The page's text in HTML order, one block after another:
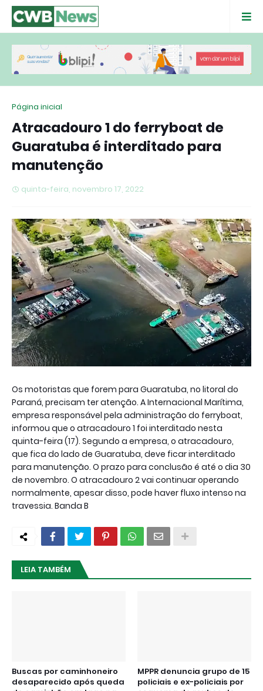
Página inicial
Atracadouro 1 do ferryboat de
Guaratuba é interditado para
manutenção
quinta-feira, novembro 17, 2022
Os motoristas que forem para Guaratuba, no litoral do
Paraná, precisam ter atenção. A Internacional Marítima,
empresa responsável pela administração do ferryboat,
informou que o atracadouro 1 foi interditado nesta
quinta-feira (17). Segundo a empresa, o atracadouro,
que fica do lado de Guaratuba, deve ficar interditado
para manutenção. O prazo para conclusão é até o dia 30
de novembro. O atracadouro 2 vai continuar operando
normalmente, apesar disso, pode haver fluxo intenso na
travessia. Banda B
LEIA TAMBÉM
Buscas por caminhoneiro
desaparecido após queda
MPPR denuncia grupo de 15
policiais e ex-policiais por